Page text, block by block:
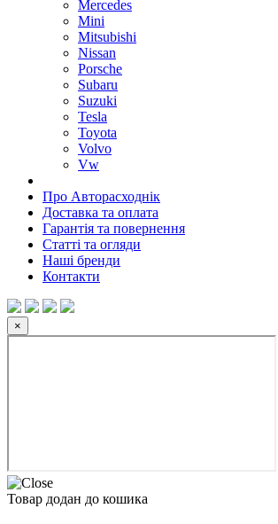
Mercedes
Mini
Mitsubishi
Nissan
Porsche
Subaru
Suzuki
Tesla
Toyota
Volvo
Vw
Про Авторасходнік
Доставка та оплата
Гарантія та повернення
Статті та огляди
Наші бренди
Контакти
×
Товар додан до кошика